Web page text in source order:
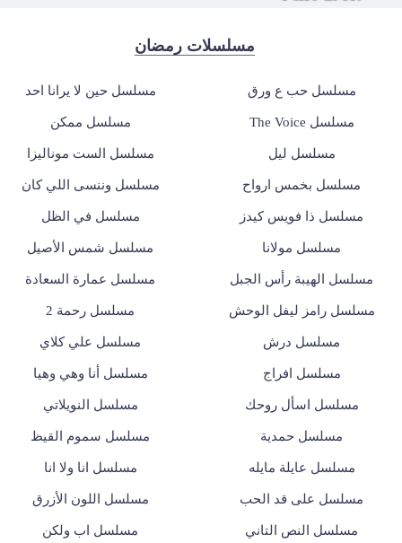
مسلسلات رمضان
مسلسل حب ع ورق مسلسل حين لا يرانا احد
مسلسل The Voice مسلسل ممكن
مسلسل ليل مسلسل الست موناليزا
مسلسل بخمس ارواح مسلسل وننسى اللي كان
مسلسل ذا فويس كيدز مسلسل في الظل
مسلسل مولانا مسلسل شمس الأصيل
مسلسل الهيبة رأس الجبل مسلسل عمارة السعادة
مسلسل رامز ليفل الوحش مسلسل رحمة 2
مسلسل درش مسلسل علي كلاي
مسلسل افراج مسلسل أنا وهي وهيا
مسلسل اسأل روحك مسلسل النويلاتي
مسلسل حمدية مسلسل سموم القيظ
مسلسل عايلة مايله مسلسل انا ولا انا
مسلسل على قد الحب مسلسل اللون الأزرق
مسلسل النص التاني مسلسل اب ولكن